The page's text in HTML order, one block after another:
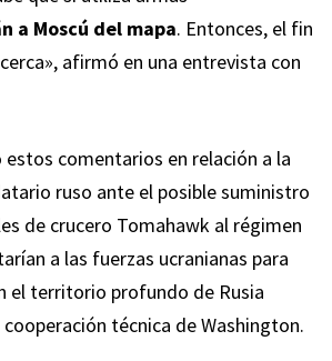
a Moscú del mapa. Entonces, el fin
afirmó en una entrevista con
estos comentarios en relación a la
ruso ante el posible suministro
de crucero Tomahawkal régimen
a las fuerzas ucranianas para
el territorio profundo de Rusia
técnica de Washington.